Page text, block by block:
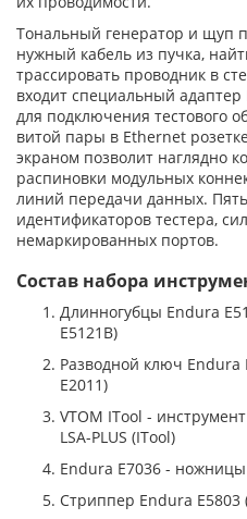
Тональный генератор и щуп
нужный кабель из пучка,
трассировать проводник в
входит специальный адаптер
для подключения тестового
витой пары в Ethernet
экраном позволит наглядно
распиновки модульных
линий передачи данных.
идентификаторов тестера,
немаркированных портов.
Состав набора
Длинногубцы Endura
E5121B)
Разводной ключ Endura
E2011)
VTOM ITool -
LSA-PLUS (ITool)
Endura E7036 -
Стриппер Endura E5803